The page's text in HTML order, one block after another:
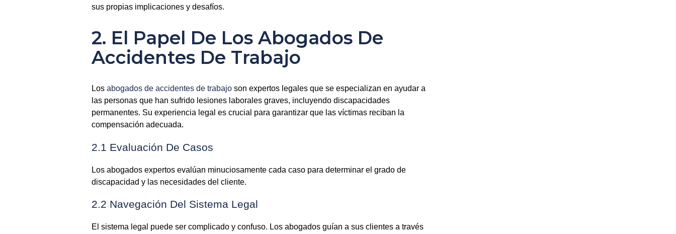
sus propias implicaciones y desafíos.
2. El Papel De Los Abogados De
Accidentes De Trabajo
Los abogados de accidentes de trabajo son expertos legales que se especializan en ayudar a
las personas que han sufrido lesiones laborales graves, incluyendo discapacidades
permanentes. Su experiencia legal es crucial para garantizar que las víctimas reciban la
compensación adecuada.
2.1 Evaluación De Casos
Los abogados expertos evalúan minuciosamente cada caso para determinar el grado de
discapacidad y las necesidades del cliente.
2.2 Navegación Del Sistema Legal
El sistema legal puede ser complicado y confuso. Los abogados guían a sus clientes a través